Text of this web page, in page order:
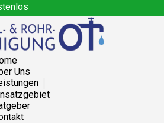
Uns